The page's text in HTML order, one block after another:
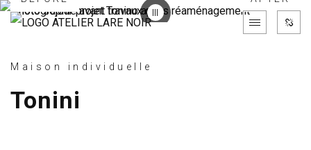
Maison individuelle
Tonini